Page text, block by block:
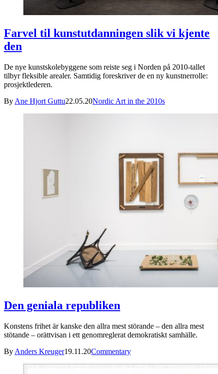
Farvel til kunstutdanningen slik vi kjente
den
De nye kunstskolebyggene som reiste seg i Norden på 2010-tallet
tilbyr fleksible arealer. Samtidig foreskriver de en ny kunstnerrolle:
prosjektlederen.
By Ane Hjort Guttu22.05.20Nordic Art in the 2010s
Den geniala republiken
Konstens frihet är kanske den allra mest störande – den allra mest
stötande – orättvisan i ett genomreglerat demokratiskt samhälle.
By Anders Kreuger19.11.20Commentary